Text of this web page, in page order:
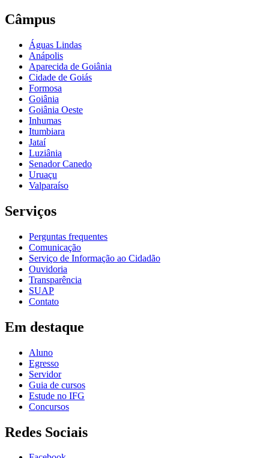
Câmpus
Águas Lindas
Anápolis
Aparecida de Goiânia
Cidade de Goiás
Formosa
Goiânia
Goiânia Oeste
Inhumas
Itumbiara
Jataí
Luziânia
Senador Canedo
Uruaçu
Valparaíso
Serviços
Perguntas frequentes
Comunicação
Serviço de Informação ao Cidadão
Ouvidoria
Transparência
SUAP
Contato
Em destaque
Aluno
Egresso
Servidor
Guia de cursos
Estude no IFG
Concursos
Redes Sociais